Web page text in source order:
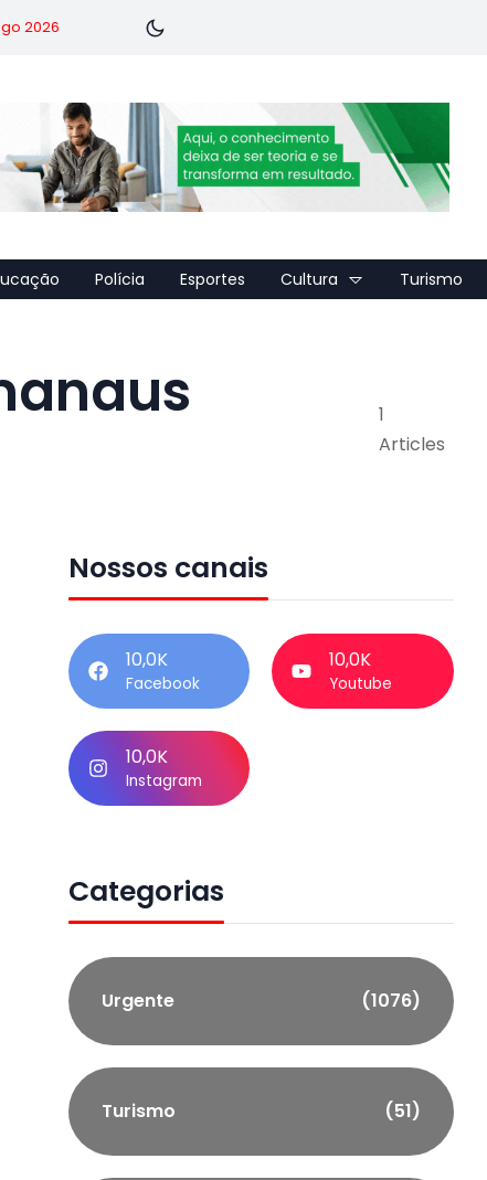
2026
Polícia Esportes Cultura Turismo
1
Articles
Nossos canais
10,0K
Facebook
10,0K
Youtube
10,0K
Instagram
Categorias
Urgente (1076)
Turismo (51)